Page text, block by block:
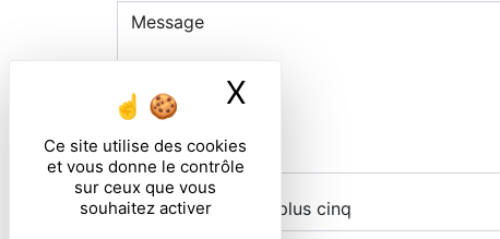
Ce site utilise des cookies
et vous donne le contrôle
sur ceux que vous
souhaitez activer
X
Combien font sept plus cinq